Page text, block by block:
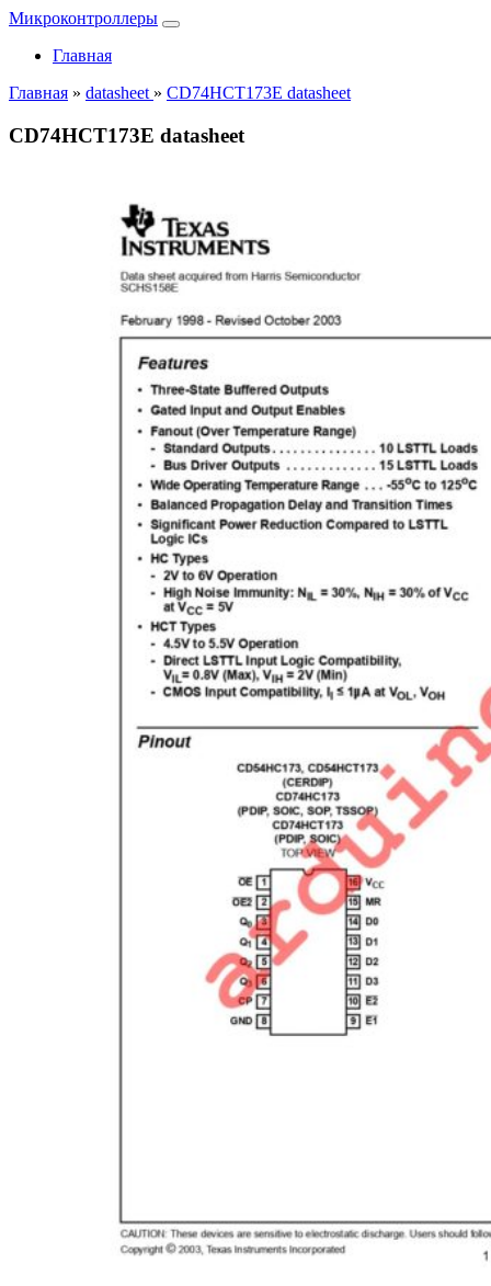
Микроконтроллеры
Главная
Главная » datasheet » CD74HCT173E datasheet
CD74HCT173E datasheet